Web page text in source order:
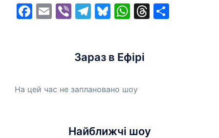
Facebook
EmailViberTelegram
Bluesky
WhatsApp
Threads
Зараз в Ефірі
На цей час не заплановано шоу
Найближчі шоу